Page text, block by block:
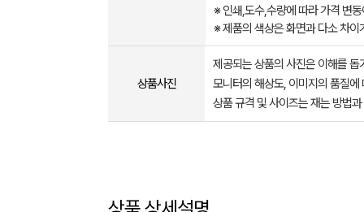
※ 인쇄,도수,수량에 따라 가격 변
※ 제품의 색상은 화면과 다소 차이
상품사진
제공되는 상품의 사진은 이해를
모니터의 해상도, 이미지의 품질
상품 규격 및 사이즈는 재는 방법